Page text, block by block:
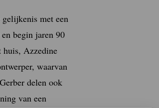
met een
begin jaren 90
huis, Azzedine
waarvan
delen ook
van een